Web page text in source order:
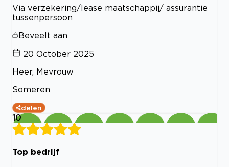
Via verzekering/lease maatschappij/ assurantie
tussenpersoon
Beveelt aan
20 October 2025
Heer, Mevrouw
Someren
delen
10
Top bedrijf